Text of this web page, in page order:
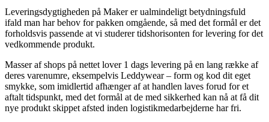
Leveringsdygtigheden på Maker er ualmindeligt betydningsfuld
ifald man har behov for pakken omgående, så med det formål er det
forholdsvis passende at vi studerer tidshorisonten for levering for det
vedkommende produkt.
Masser af shops på nettet lover 1 dags levering på en lang række af
deres varenumre, eksempelvis Leddywear – form og kod dit eget
smykke, som imidlertid afhænger af at handlen laves forud for et
aftalt tidspunkt, med det formål at de med sikkerhed kan nå at få dit
nye produkt skippet afsted inden logistikmedarbejderne har fri.